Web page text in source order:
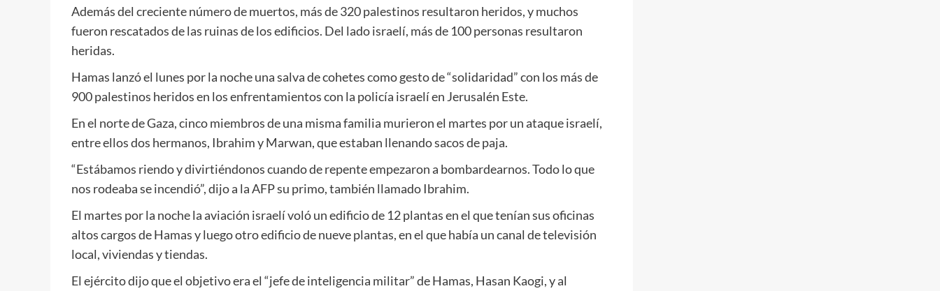
Además del creciente número de muertos, más de 320 palestinos resultaron heridos, y muchos
fueron rescatados de las ruinas de los edificios. Del lado israelí, más de 100 personas resultaron
heridas.
Hamas lanzó el lunes por la noche una salva de cohetes como gesto de “solidaridad” con los más de
900 palestinos heridos en los enfrentamientos con la policía israelí en Jerusalén Este.
En el norte de Gaza, cinco miembros de una misma familia murieron el martes por un ataque israelí,
entre ellos dos hermanos, Ibrahim y Marwan, que estaban llenando sacos de paja.
“Estábamos riendo y divirtiéndonos cuando de repente empezaron a bombardearnos. Todo lo que
nos rodeaba se incendió”, dijo a la AFP su primo, también llamado Ibrahim.
El martes por la noche la aviación israelí voló un edificio de 12 plantas en el que tenían sus oficinas
altos cargos de Hamas y luego otro edificio de nueve plantas, en el que había un canal de televisión
local, viviendas y tiendas.
El ejército dijo que el objetivo era el “jefe de inteligencia militar” de Hamas, Hasan Kaogi, y al